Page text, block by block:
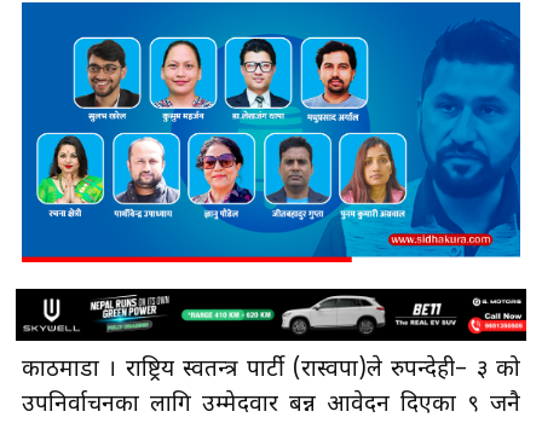
काठमाडौँ । राष्ट्रिय स्वतन्त्र पार्टी (रास्वपा)ले रुपन्देही– ३ को
उपनिर्वाचनका लागि उम्मेदवार बन्न आवेदन दिएका ९ जनै